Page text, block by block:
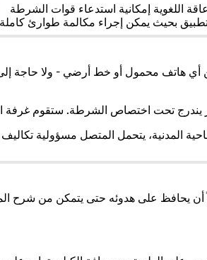
اللغوية إمكانية استدعاء قوات الشرطة
بحيث يمكن إجراء مكالمة طوارئ
أي هاتف محمول أو خط أرضي - ولا حاجة
تحت اختصاص الشرطة. ستقوم غرفة
المدنية، يتحمل المتصل مسؤولية
أن يحافظ على هدوئه حتى يتمكن من شرح